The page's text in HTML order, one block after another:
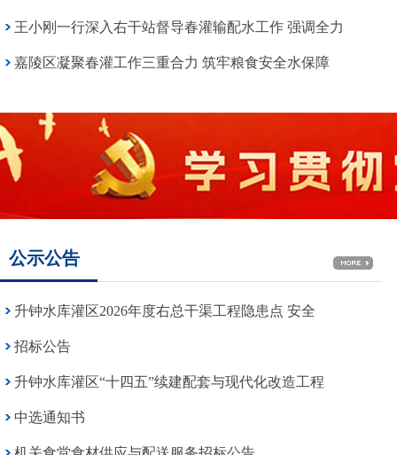
王小刚一行深入右干站督导春灌输配水工作 强调全力
嘉陵区凝聚春灌工作三重合力 筑牢粮食安全水保障
公示公告
升钟水库灌区2026年度右总干渠工程隐患点 安全
招标公告
升钟水库灌区“十四五”续建配套与现代化改造工程
中选通知书